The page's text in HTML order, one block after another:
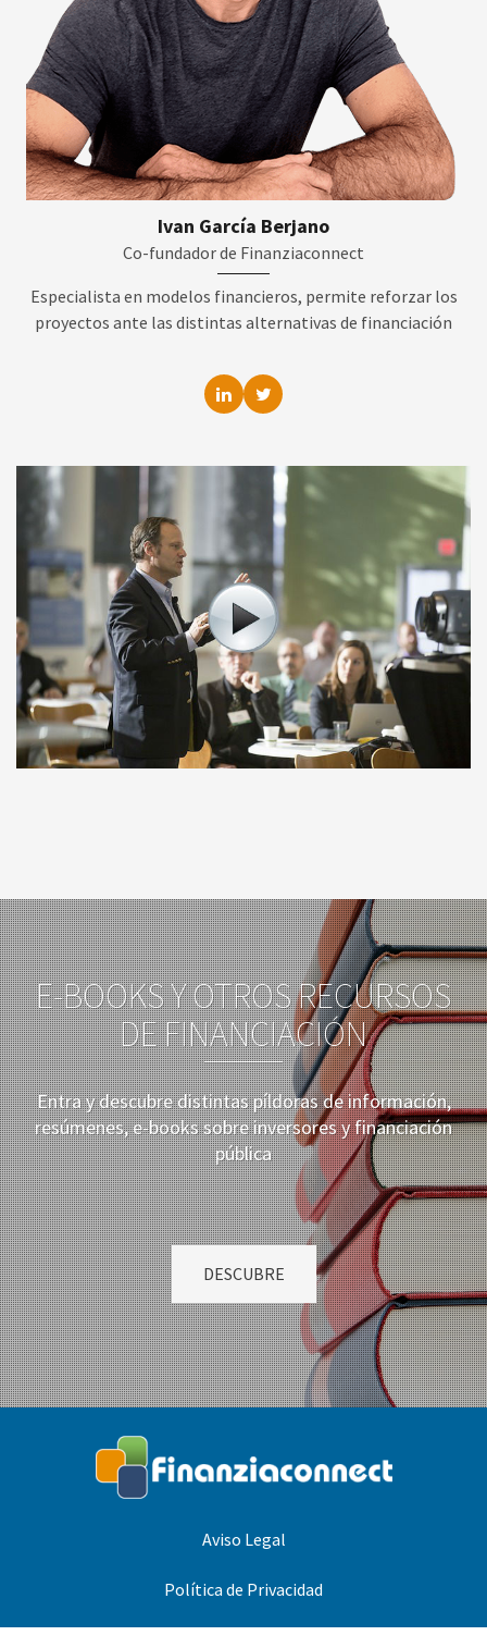
Ivan García Berjano
Co-fundador de Finanziaconnect
Especialista en modelos financieros, permite reforzar los
proyectos ante las distintas alternativas de financiación
E-BOOKS Y OTROS RECURSOS
DE FINANCIACIÓN
Entra y descubre distintas píldoras de información,
resúmenes, e-books sobre inversores y financiación
pública
DESCUBRE
Aviso Legal
Política de Privacidad